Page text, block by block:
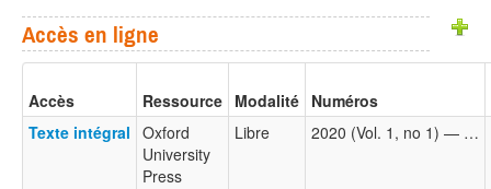
Accès en ligne
Accès Ressource Modalité Numéros
Texte intégral Oxford
University
Press
Libre 2020 (Vol. 1, no 1) — …